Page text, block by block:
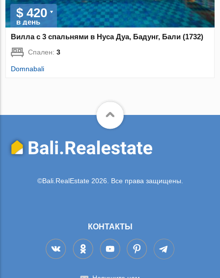
$ 420
в день
Вилла с 3 спальнями в Нуса Дуа, Бадунг, Бали (1732)
Спален:3
Domnabali
©Bali.RealEstate 2026. Все права защищены.
КОНТАКТЫ